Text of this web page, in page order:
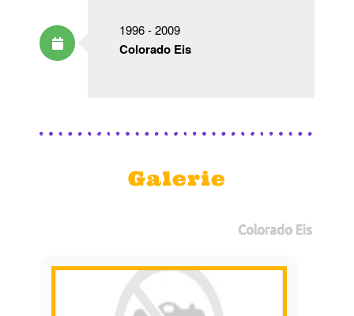
1996 - 2009
Colorado Eis
Galerie
Colorado Eis